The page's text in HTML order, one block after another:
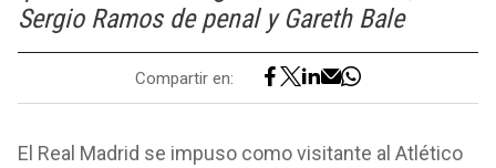
Sergio Ramos de penal y Gareth Bale
Compartir en:
El Real Madrid se impuso como visitante al Atlético